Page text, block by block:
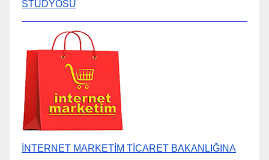
STÜDYOSU
İNTERNET MARKETİM TİCARET BAKANLIĞINA